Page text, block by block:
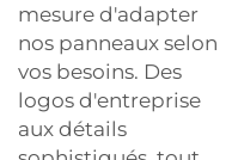
mesure d'adapter
nos panneaux selon
vos besoins. Des
logos d'entreprise
aux détails